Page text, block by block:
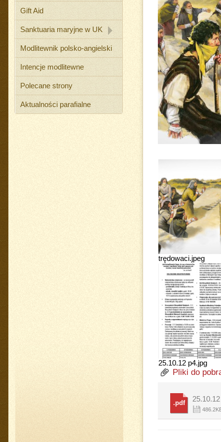
Gift Aid
Sanktuaria maryjne w UK
Modlitewnik polsko-angielski
Intencje modlitewne
Polecane strony
Aktualności parafialne
trędowaci.jpeg
25.10.12 p4.jpg
Pliki do
.pdf